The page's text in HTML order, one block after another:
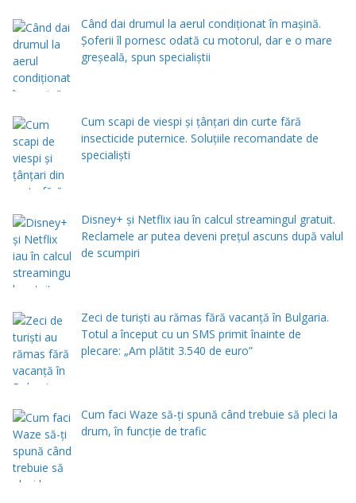
Când dai drumul la aerul condiţionat în maşină.
Şoferii îl pornesc odată cu motorul, dar e o mare
greşeală, spun specialiştii
Cum scapi de viespi și țânțari din curte fără
insecticide puternice. Soluțiile recomandate de
specialiști
Disney+ și Netflix iau în calcul streamingul gratuit.
Reclamele ar putea deveni prețul ascuns după valul
de scumpiri
Zeci de turiști au rămas fără vacanță în Bulgaria.
Totul a început cu un SMS primit înainte de
plecare: „Am plătit 3.540 de euro”
Cum faci Waze să-ți spună când trebuie să pleci la
drum, în funcție de trafic